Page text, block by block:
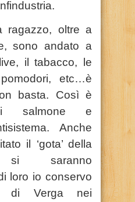
ragazzo, oltre a
sono andato a
il tabacco, le
etc…è
basta. Così è
salmone e
Anche
il ‘gota’ della
si saranno
loro io conservo
di Verga nei